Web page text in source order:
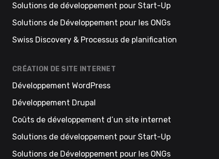
Solutions de développement pour Start-Up
Solutions de Développement pour les ONGs
Swiss Discovery & Processus de planification
CRÉATION DE SITE INTERNET
Développement WordPress
Développement Drupal
Coûts de développement d’un site internet
Solutions de développement pour Start-Up
Solutions de Développement pour les ONGs